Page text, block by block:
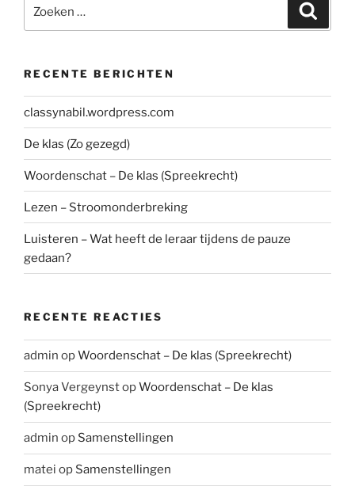
naar:
RECENTE BERICHTEN
classynabil.wordpress.com
De klas (Zo gezegd)
Woordenschat – De klas (Spreekrecht)
Lezen – Stroomonderbreking
Luisteren – Wat heeft de leraar tijdens de pauze
gedaan?
RECENTE REACTIES
admin opWoordenschat – De klas (Spreekrecht)
Sonya VergeynstopWoordenschat – De klas
(Spreekrecht)
admin op Samenstellingen
matei op Samenstellingen